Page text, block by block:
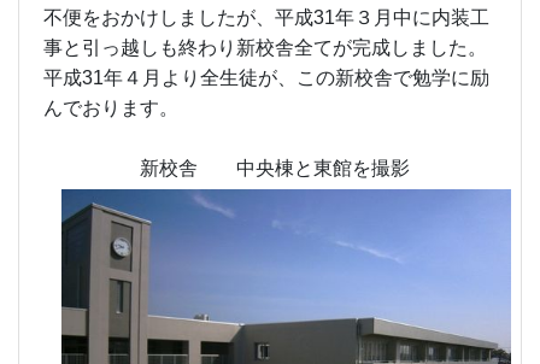
不便をおかけしましたが、平成31年３月中に内装工
事と引っ越しも終わり新校舎全てが完成しました。
平成31年４月より全生徒が、この新校舎で勉学に励
んでおります。
新校舎 中央棟と東館を撮影